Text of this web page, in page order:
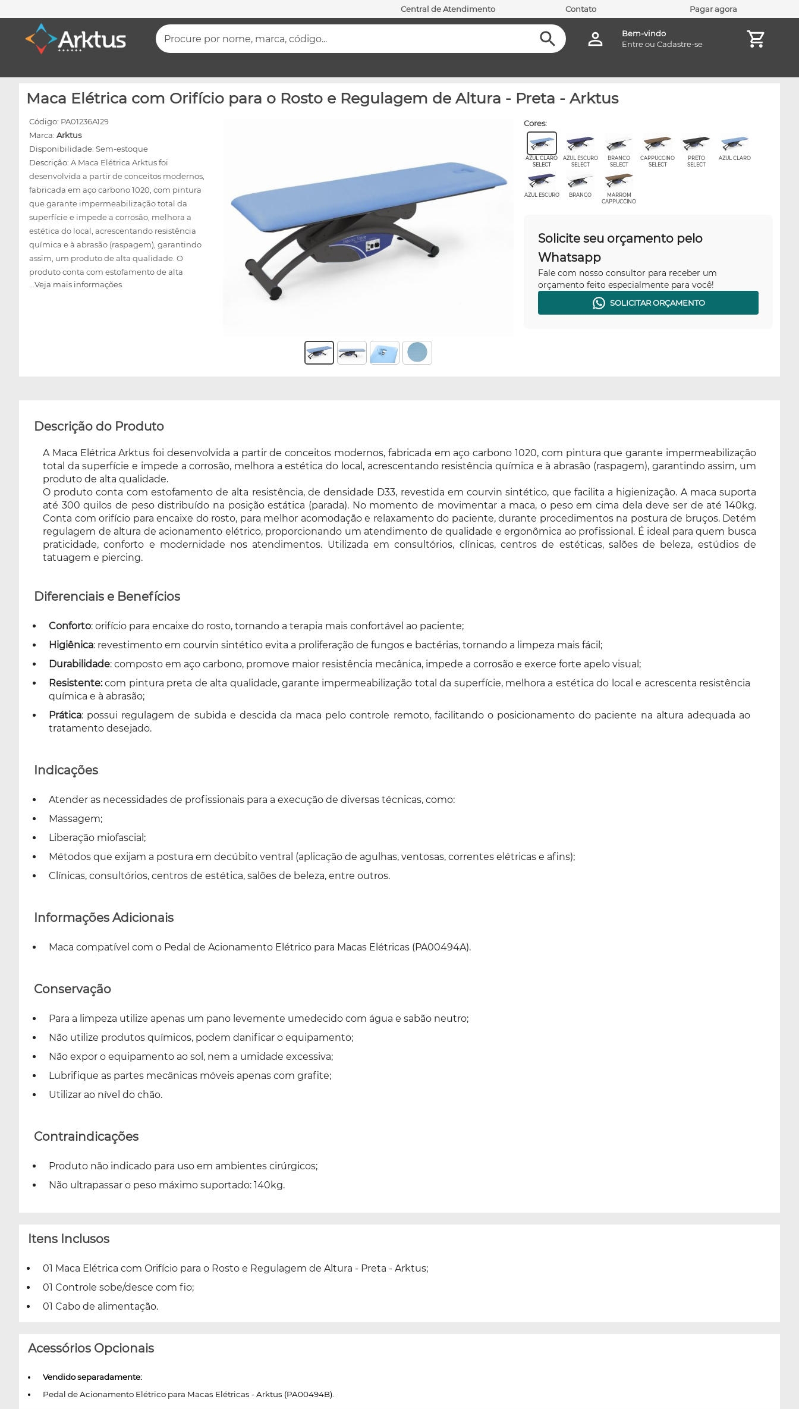
Central de Atendimento Contato Pagar agora
Procure por nome, marca, código...
Bem-vindo
Entreou Cadastre-se
Maca Elétrica com Orifício para o Rosto e Regulagem de Altura - Preta - Arktus
Código: PA01236A129
Marca: Arktus
Disponibilidade: Sem-estoque
Descrição: A Maca Elétrica Arktus foi
desenvolvida a partir de conceitos modernos,
fabricada em aço carbono 1020, com pintura
que garante impermeabilização total da
superfície e impede a corrosão, melhora a
estética do local, acrescentando resistência
química e à abrasão (raspagem), garantindo
assim, um produto de alta qualidade. O
produto conta com estofamento de alta
resistência, de densidade D33, revestida em
elétrico, proporcionando um atendimento de
qualidade e ergonômica ao profissional. É
ideal para quem busca praticidade, conforto e
modernidade nos atendimentos. Utilizada em
consultórios, clínicas, centros de estéticas,
salões de beleza, estúdios de tatuagem e
piercing.
...Veja mais informações
cores:
AZUL CLARO
SELECT
AZUL ESCURO
SELECT
BRANCO
SELECT
CAPPUCCINO
SELECT
PRETO
SELECT
AZUL CLARO
AZUL ESCURO BRANCO
MARROM
CAPPUCCINO
Solicite seu orçamento pelo
Whatsapp
Fale com nosso consultor para receber um
orçamento feito especialmente para você!
SOLICITAR ORÇAMENTO
Descrição do Produto
A Maca Elétrica Arktus foi desenvolvida a partir de conceitos modernos, fabricada em aço carbono 1020, com pintura que garante impermeabilização
total da superfície e impede a corrosão, melhora a estética do local, acrescentando resistência química e à abrasão (raspagem), garantindo assim, um
produto de alta qualidade.
O produto conta com estofamento de alta resistência, de densidade D33, revestida em courvin sintético, que facilita a higienização. A maca suporta
até 300 quilos de peso distribuído na posição estática (parada). No momento de movimentar a maca, o peso em cima dela deve ser de até 140kg.
Conta com orifício para encaixe do rosto, para melhor acomodação e relaxamento do paciente, durante procedimentos na postura de bruços. Detém
regulagem de altura de acionamento elétrico, proporcionando um atendimento de qualidade e ergonômica ao profissional. É ideal para quem busca
praticidade, conforto e modernidade nos atendimentos. Utilizada em consultórios, clínicas, centros de estéticas, salões de beleza, estúdios de
tatuagem e piercing.
Diferenciais e Benefícios
Conforto: orifício para encaixe do rosto, tornando a terapia mais confortável ao paciente;
Higiênica: revestimento em courvin sintético evita a proliferação de fungos e bactérias, tornando a limpeza mais fácil;
Durabilidade: composto em aço carbono, promove maior resistência mecânica, impede a corrosão e exerce forte apelo visual;
Resistente:com pintura preta de alta qualidade, garante impermeabilização total da superfície, melhora a estética do local e acrescenta resistência
química e à abrasão;
Prática: possui regulagem de subida e descida da maca pelo controle remoto, facilitando o posicionamento do paciente na altura adequada ao
tratamento desejado.
Indicações
Atender as necessidades de profissionais para a execução de diversas técnicas, como:
Massagem;
Liberação miofascial;
Métodos que exijam a postura em decúbito ventral (aplicação de agulhas, ventosas, correntes elétricas e afins);
Clínicas, consultórios, centros de estética, salões de beleza, entre outros.
Informações Adicionais
Maca compatível com o Pedal de Acionamento Elétrico para Macas Elétricas (PA00494A).
Conservação
Para a limpeza utilize apenas um pano levemente umedecido com água e sabão neutro;
Não utilize produtos químicos, podem danificar o equipamento;
Não expor o equipamento ao sol, nem a umidade excessiva;
Lubrifique as partes mecânicas móveis apenas com grafite;
Utilizar ao nível do chão.
Contraindicações
Produto não indicado para uso em ambientes cirúrgicos;
Não ultrapassar o peso máximo suportado: 140kg.
Itens Inclusos
01 Maca Elétrica com Orifício para o Rosto e Regulagem de Altura - Preta - Arktus;
01 Controle sobe/desce com fio;
01 Cabo de alimentação.
Acessórios Opcionais
Vendido separadamente:
Pedal de Acionamento Elétrico para Macas Elétricas - Arktus (PA00494B).